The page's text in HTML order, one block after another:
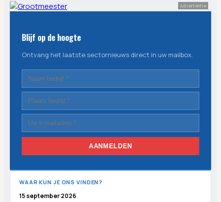
Advertentie
Blijf op de hoogte
Ontvang het laatste sectornieuws direct in uw mailbox.
AANMELDEN
WAAR KUN JE ONS VINDEN?
15 september 2026